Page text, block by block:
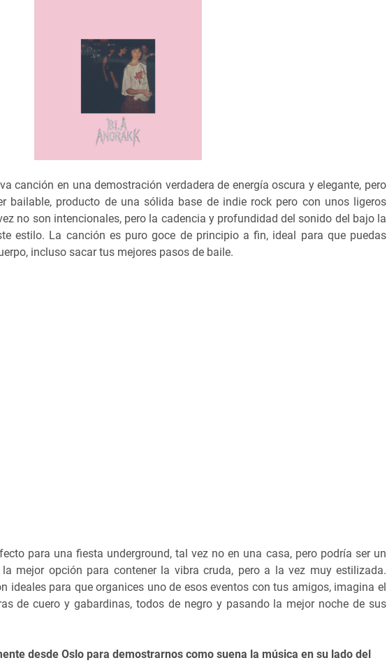
canción en una demostración verdadera de energía oscura y elegante, pero
bailable, producto de una sólida base de indie rock pero con unos ligeros
no son intencionales, pero la cadencia y profundidad del sonido del bajo la
estilo. La canción es puro goce de principio a fin, ideal para que puedas
incluso sacar tus mejores pasos de baile.
para una fiesta underground, tal vez no en una casa, pero podría ser un
mejor opción para contener la vibra cruda, pero a la vez muy estilizada.
ideales para que organices uno de esos eventos con tus amigos, imagina el
de cuero y gabardinas, todos de negro y pasando la mejor noche de sus
desde Oslo para demostrarnos como suena la música en su lado del